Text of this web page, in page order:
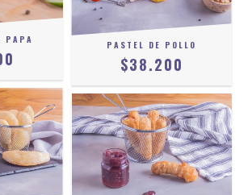
PAPA PASTEL DE POLLO
$38.200